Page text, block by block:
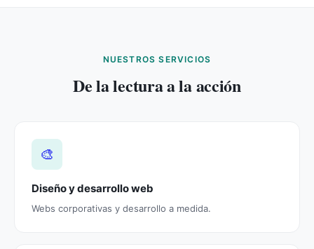
NUESTROS SERVICIOS
De la lectura a la acción
🎨
Diseño y desarrollo web
Webs corporativas y desarrollo a medida.